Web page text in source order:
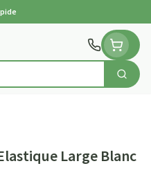
Large Blanc